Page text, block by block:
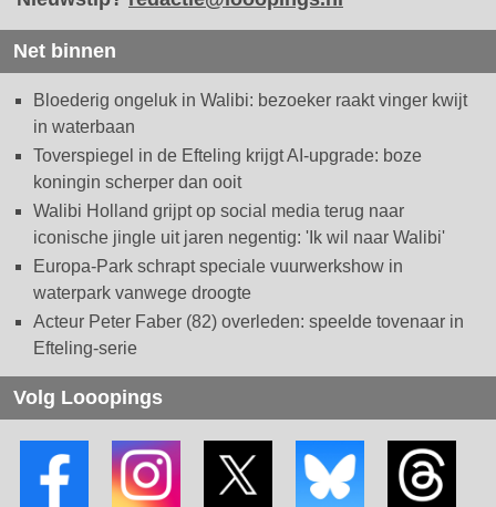
Net binnen
Bloederig ongeluk in Walibi: bezoeker raakt vinger kwijt
in waterbaan
Toverspiegel in de Efteling krijgt AI-upgrade: boze
koningin scherper dan ooit
Walibi Holland grijpt op social media terug naar
iconische jingle uit jaren negentig: 'Ik wil naar Walibi'
Europa-Park schrapt speciale vuurwerkshow in
waterpark vanwege droogte
Acteur Peter Faber (82) overleden: speelde tovenaar in
Efteling-serie
Volg Looopings